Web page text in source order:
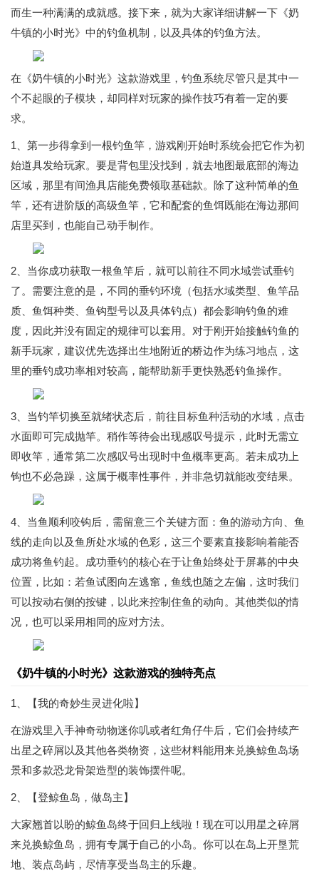
而生一种满满的成就感。接下来，就为大家详细讲解一下《奶
牛镇的小时光》中的钓鱼机制，以及具体的钓鱼方法。
在《奶牛镇的小时光》这款游戏里，钓鱼系统尽管只是其中一
个不起眼的子模块，却同样对玩家的操作技巧有着一定的要
求。
1、第一步得拿到一根钓鱼竿，游戏刚开始时系统会把它作为初
始道具发给玩家。要是背包里没找到，就去地图最底部的海边
区域，那里有间渔具店能免费领取基础款。除了这种简单的鱼
竿，还有进阶版的高级鱼竿，它和配套的鱼饵既能在海边那间
店里买到，也能自己动手制作。
2、当你成功获取一根鱼竿后，就可以前往不同水域尝试垂钓
了。需要注意的是，不同的垂钓环境（包括水域类型、鱼竿品
质、鱼饵种类、鱼钩型号以及具体钓点）都会影响钓鱼的难
度，因此并没有固定的规律可以套用。对于刚开始接触钓鱼的
新手玩家，建议优先选择出生地附近的桥边作为练习地点，这
里的垂钓成功率相对较高，能帮助新手更快熟悉钓鱼操作。
3、当钓竿切换至就绪状态后，前往目标鱼种活动的水域，点击
水面即可完成抛竿。稍作等待会出现感叹号提示，此时无需立
即收竿，通常第二次感叹号出现时中鱼概率更高。若未成功上
钩也不必急躁，这属于概率性事件，并非急切就能改变结果。
4、当鱼顺利咬钩后，需留意三个关键方面：鱼的游动方向、鱼
线的走向以及鱼所处水域的色彩，这三个要素直接影响着能否
成功将鱼钓起。成功垂钓的核心在于让鱼始终处于屏幕的中央
位置，比如：若鱼试图向左逃窜，鱼线也随之左偏，这时我们
可以按动右侧的按键，以此来控制住鱼的动向。其他类似的情
况，也可以采用相同的应对方法。
《奶牛镇的小时光》这款游戏的独特亮点
1、【我的奇妙生灵进化啦】
在游戏里入手神奇动物迷你叽或者红角仔牛后，它们会持续产
出星之碎屑以及其他各类物资，这些材料能用来兑换鲸鱼岛场
景和多款恐龙骨架造型的装饰摆件呢。
2、【登鲸鱼岛，做岛主】
大家翘首以盼的鲸鱼岛终于回归上线啦！现在可以用星之碎屑
来兑换鲸鱼岛，拥有专属于自己的小岛。你可以在岛上开垦荒
地、装点岛屿，尽情享受当岛主的乐趣。